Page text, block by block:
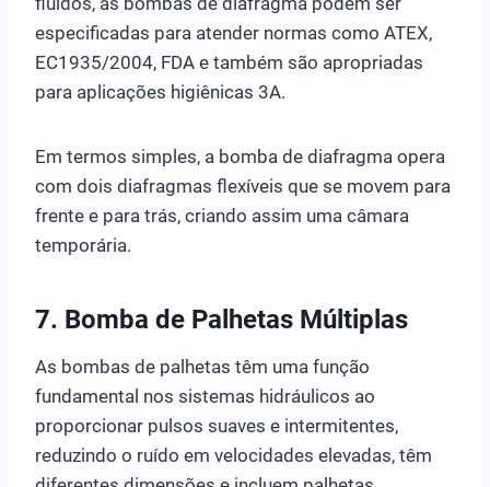
especificadas para atender normas como ATEX,
EC1935/2004, FDA e também são apropriadas
para aplicações higiênicas 3A.
Em termos simples, a bomba de diafragma opera
com dois diafragmas flexíveis que se movem para
frente e para trás, criando assim uma câmara
temporária.
7. Bomba de Palhetas Múltiplas
As bombas de palhetas têm uma função
fundamental nos sistemas hidráulicos ao
proporcionar pulsos suaves e intermitentes,
reduzindo o ruído em velocidades elevadas, têm